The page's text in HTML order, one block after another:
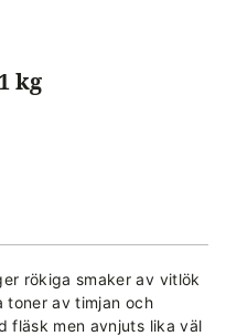
kg
rökiga smaker av vitlök
av timjan och
fläsk men avnjuts lika väl